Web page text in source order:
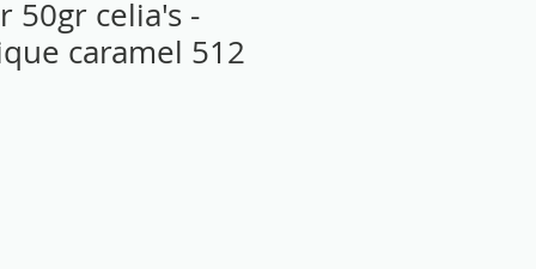
50gr celia's -
caramel 512